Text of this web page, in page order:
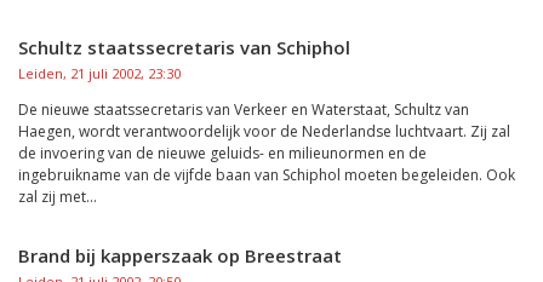
Schultz staatssecretaris van Schiphol
Leiden, 21 juli 2002, 23:30
De nieuwe staatssecretaris van Verkeer en Waterstaat, Schultz van
Haegen, wordt verantwoordelijk voor de Nederlandse luchtvaart. Zij zal
de invoering van de nieuwe geluids- en milieunormen en de
ingebruikname van de vijfde baan van Schiphol moeten begeleiden. Ook
zal zij met...
Brand bij kapperszaak op Breestraat